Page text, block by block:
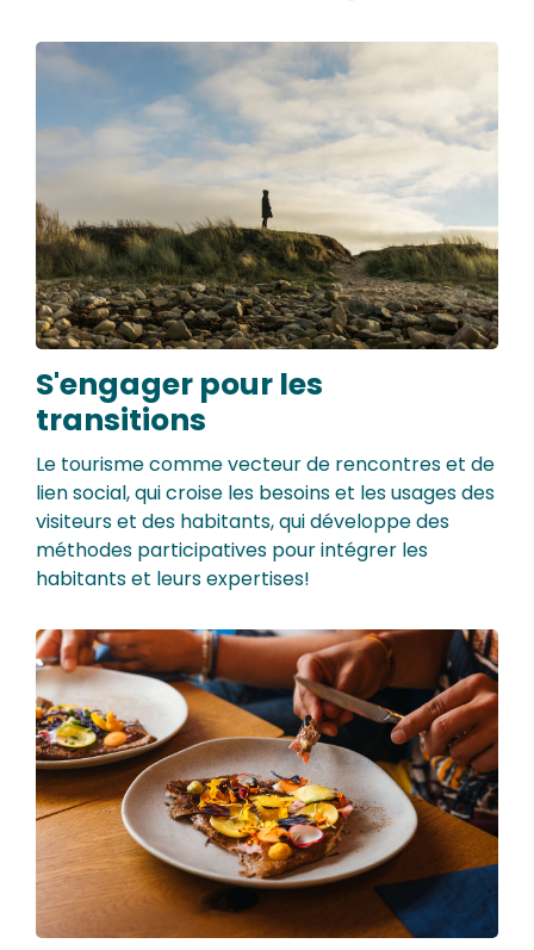
S'engager pour les
transitions
Le tourisme comme vecteur de rencontres et de
lien social, qui croise les besoins et les usages des
visiteurs et des habitants, qui développe des
méthodes participatives pour intégrer les
habitants et leurs expertises!